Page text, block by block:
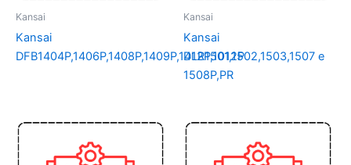
Kansai
Kansai
DFB1404P,1406P,1408P,1409P,1412P,1012P
Kansai
Kansai
DLR1501,1502,1503,1507 e
1508P,PR